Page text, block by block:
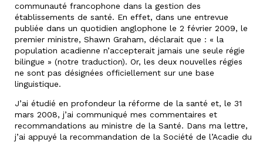
communauté francophone dans la gestion des
établissements de santé. En effet, dans une entrevue
publiée dans un quotidien anglophone le 2 février 2009, le
premier ministre, Shawn Graham, déclarait que : « la
population acadienne n’accepterait jamais une seule régie
bilingue » (notre traduction). Or, les deux nouvelles régies
ne sont pas désignées officiellement sur une base
linguistique.
J’ai étudié en profondeur la réforme de la santé et, le 31
mars 2008, j’ai communiqué mes commentaires et
recommandations au ministre de la Santé. Dans ma lettre,
j’ai appuyé la recommandation de la Société de l’Acadie du